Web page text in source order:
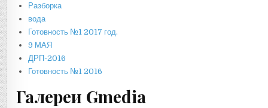
Разборка
вода
Готовность №1 2017 год.
9 МАЯ
ДРП-2016
Готовность №1 2016
Галереи Gmedia